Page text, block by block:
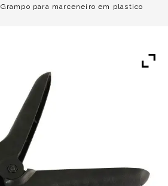
Grampo para marceneiro em plastico